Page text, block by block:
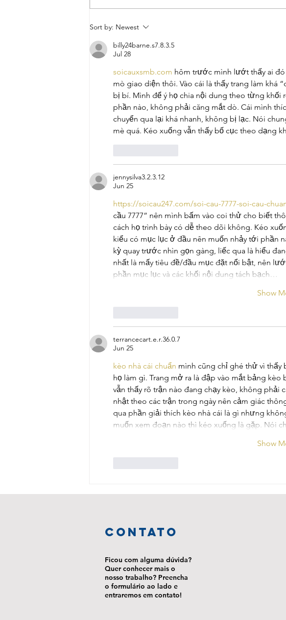
Por que falar em "Terra
em Transe"? Cobertura do
evento CinePet
Sort by: Newest
billy24barne.s7.8.3.5
Jul 28
soicauxsmb.com hôm trước mình lướt thấy ai
mò giao diện thôi. Vào cái là thấy trang làm khá
bị bí. Mình để ý họ chia nội dung theo từng
phần nào, không phải căng mắt dò. Cái mình
chuyển qua lại khá nhanh, không bị lạc. Nói
mè quá. Kéo xuống vẫn thấy bố cục theo dạng
jennysilva3.2.3.12
Jun 25
https://soicau247.com/soi-cau-7777-soi-cau-
cầu 7777” nên mình bấm vào coi thử cho biết
cách họ trình bày có dễ theo dõi không. Kéo
kiểu có mục lục ở đầu nên muốn nhảy tới phần
kỳ quay trước nhìn gọn gàng, liếc qua là hiểu
nhất là mấy tiêu đề/đầu mục đặt nổi bật, nên
phần mục lục và các khối nội dung tách bạch…
Show
terrancecart.e.r.36.0.7
Jun 25
kèo nhà cái chuẩn mình cũng chỉ ghé thử vì thấy
họ làm gì. Trang mở ra là đập vào mắt bảng
vẫn thấy rõ trận nào đang chạy kèo, không
nhật theo các trận trong ngày nên cảm giác
qua phần giải thích kèo nhà cái là gì nhưng
muốn xem đoạn nào thì kéo xuống là gặp. Nói
Show
ContaTo
Ficou com alguma dúvida?
Quer conhecer mais o
nosso trabalho? Preencha
o formulário ao lado e
entraremos em contato!